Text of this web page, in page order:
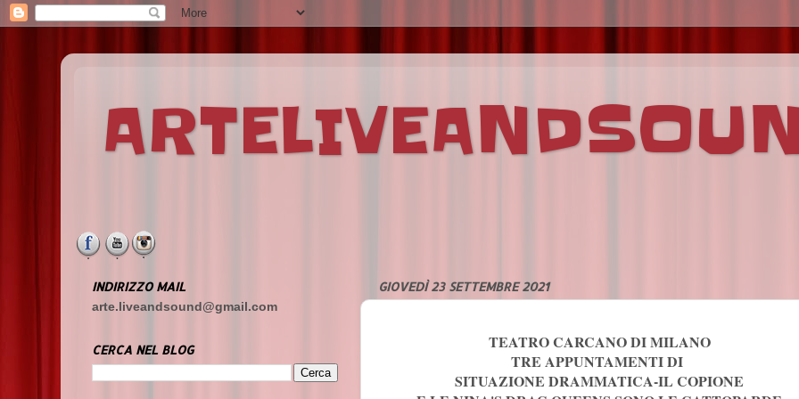
GIOVEDÌ 23 SETTEMBRE 2021
TEATRO CARCANO DI MILANO
TRE APPUNTAMENTI DI
SITUAZIONE DRAMMATICA-IL COPIONE
INDIRIZZO MAIL
arte.liveandsound@gmail.com
CERCA NEL BLOG